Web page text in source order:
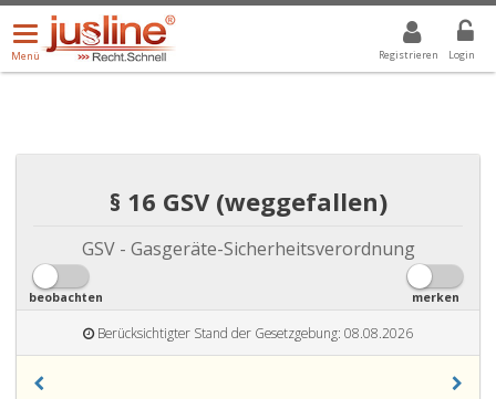
Registrieren Login
Menü
öffnen/schließen
Menü
ALLE DROPDOWN: GEWÄHLTER WERT IST ALLE
§ 16 GSV (weggefallen)
GSV - Gasgeräte-Sicherheitsverordnung
beobachten merken
Berücksichtigter Stand der Gesetzgebung: 08.08.2026